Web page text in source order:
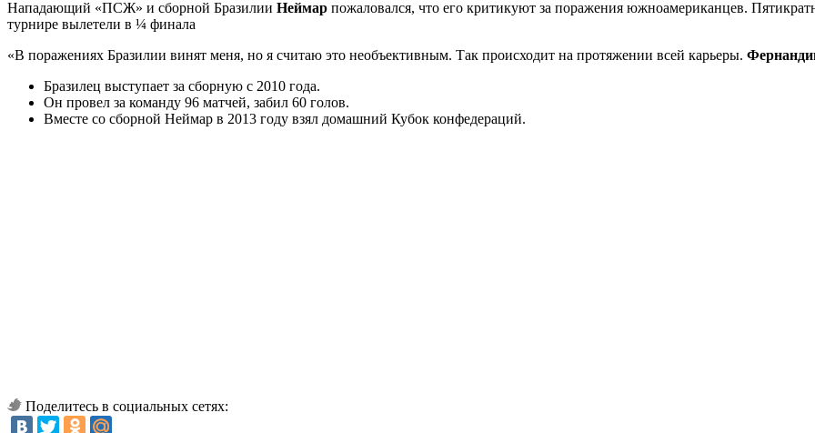
Нападающий «ПСЖ» и сборной Бразилии Неймар пожаловался, что его критикуют за поражения южноамериканцев.
турнире вылетели в ¼ финала
«В поражениях Бразилии винят меня, но я считаю это необъективным. Так происходит на протяжении всей карьеры.
Бразилец выступает за сборную с 2010 года.
Он провел за команду 96 матчей, забил 60 голов.
Вместе со сборной Неймар в 2013 году взял домашний Кубок конфедераций.
Поделитесь в социальных сетях: